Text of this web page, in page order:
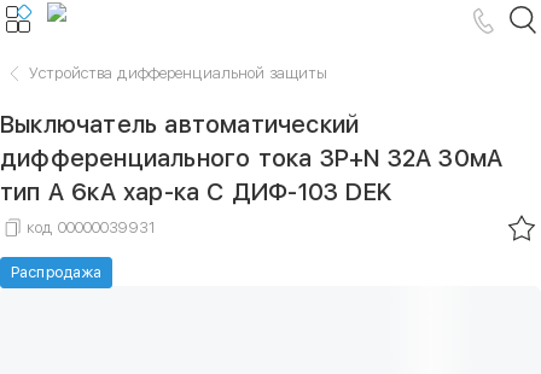
Устройства дифференциальной защиты
Выключатель автоматический
дифференциального тока 3P+N 32А 30мА
тип A 6кА хар-ка С ДИФ-103 DEK
код 00000039931
Распродажа